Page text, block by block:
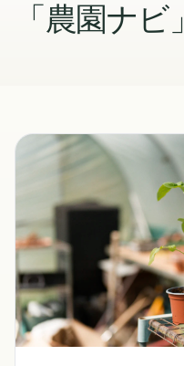
「農園ナビ」